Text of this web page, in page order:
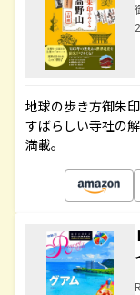
地球の歩き方御朱
すばらしい寺社の
満載。